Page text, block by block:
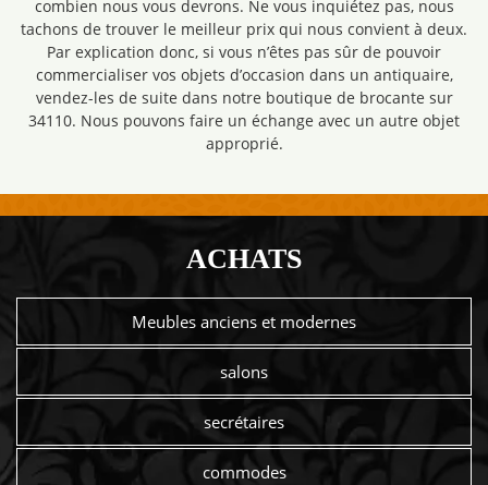
combien nous vous devrons. Ne vous inquiétez pas, nous
tachons de trouver le meilleur prix qui nous convient à deux.
Par explication donc, si vous n’êtes pas sûr de pouvoir
commercialiser vos objets d’occasion dans un antiquaire,
vendez-les de suite dans notre boutique de brocante sur
34110. Nous pouvons faire un échange avec un autre objet
approprié.
ACHATS
Meubles anciens et modernes
salons
secrétaires
commodes